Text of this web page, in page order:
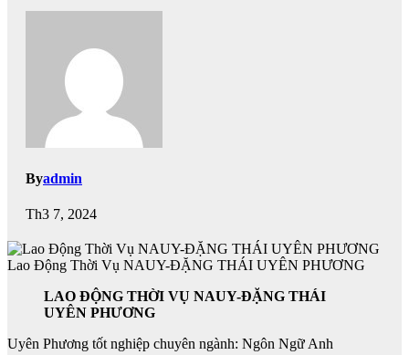
Byadmin
Th3 7, 2024
Lao Động Thời Vụ NAUY-ĐẶNG THÁI UYÊN PHƯƠNG
LAO ĐỘNG THỜI VỤ NAUY-ĐẶNG THÁI
UYÊN PHƯƠNG
Uyên Phương tốt nghiệp chuyên ngành: Ngôn Ngữ Anh